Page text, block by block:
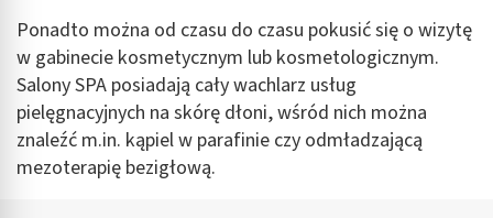
Ponadto można od czasu do czasu pokusić się o wizytę
w gabinecie kosmetycznym lub kosmetologicznym.
Salony SPA posiadają cały wachlarz usług
pielęgnacyjnych na skórę dłoni, wśród nich można
znaleźć m.in. kąpiel w parafinie czy odmładzającą
mezoterapię bezigłową.